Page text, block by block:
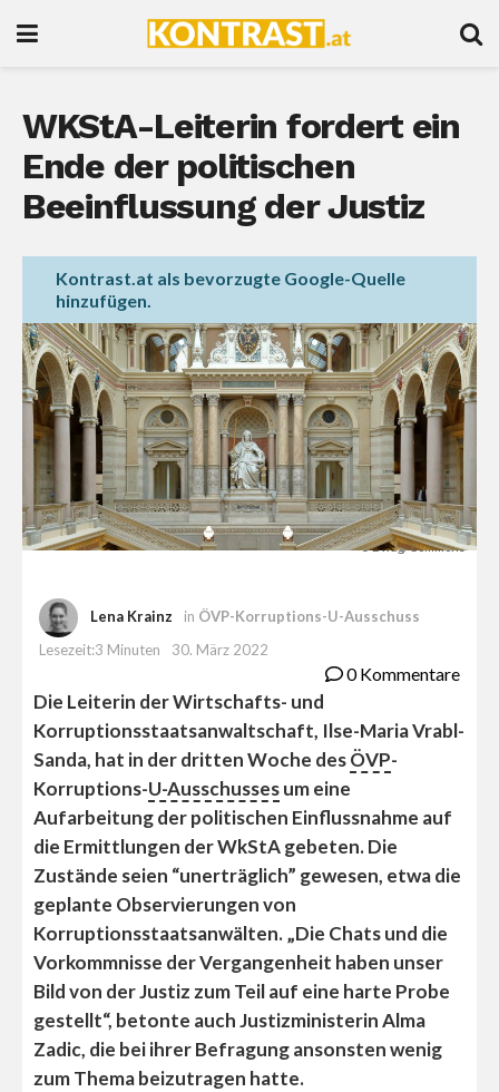
WKStA-Leiterin fordert ein
Ende der politischen
Beeinflussung der Justiz
Kontrast.at als bevorzugte Google-Quelle
hinzufügen.
© Bwag/Commons
Lena Krainz in ÖVP-Korruptions-U-Ausschuss
Lesezeit:3 Minuten
30. März 2022
0 Kommentare
Die Leiterin der Wirtschafts- und
Korruptionsstaatsanwaltschaft, Ilse-Maria Vrabl-
Sanda, hat in der dritten Woche desÖVP-
Korruptions-U-Ausschussesum eine
Aufarbeitung der politischen Einflussnahme auf
die Ermittlungen der WkStA gebeten. Die
Zustände seien “unerträglich” gewesen, etwa die
geplante Observierungen von
Korruptionsstaatsanwälten. „Die Chats und die
Vorkommnisse der Vergangenheit haben unser
Bild von der Justiz zum Teil auf eine harte Probe
gestellt“, betonte auch Justizministerin Alma
Zadic, die bei ihrer Befragung ansonsten wenig
zum Thema beizutragen hatte.